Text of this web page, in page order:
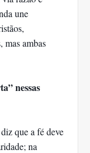
une
mas ambas
nessas
que a fé deve
na